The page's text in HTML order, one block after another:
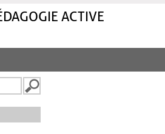
ACTIVE